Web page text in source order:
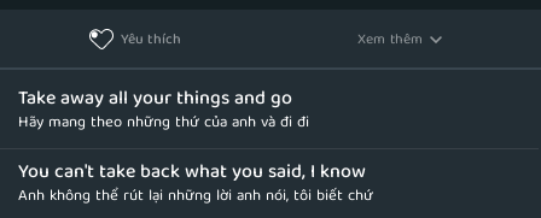
Yêu thích Xem thêm
Take away all your things and go
Hãy mang theo những thứ của anh và đi đi
You can't take back what you said, I know
Anh không thể rút lại những lời anh nói, tôi biết chứ